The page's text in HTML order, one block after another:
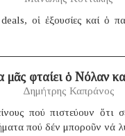
οἱ ἐξουσίες καί ὁ
μᾶς φταίει ὁ Νόλαν
Δημήτρης Καπράνος
πού πιστεύουν ὅτι
πού δέν μποροῦν νά